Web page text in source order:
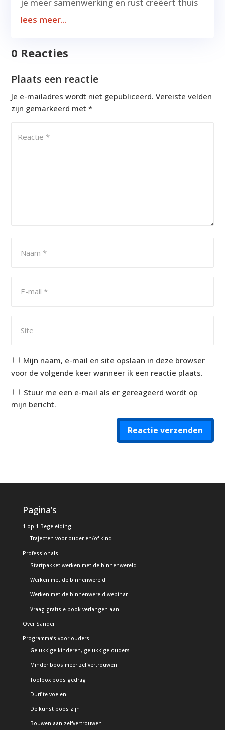
je meer samenwerking en rust creëert thuis
lees meer...
0 Reacties
Plaats een reactie
Je e-mailadres wordt niet gepubliceerd. Vereiste velden
zijn gemarkeerd met*
Mijn naam, e-mail en site opslaan in deze browser
voor de volgende keer wanneer ik een reactie plaats.
Stuur me een e-mail als er gereageerd wordt op
mijn bericht.
Reactie verzenden
Pagina’s
1 op 1 Begeleiding
Trajecten voor ouder en/of kind
Professionals
Startpakket werken met de binnenwereld
Werken met de binnenwereld
Werken met de binnenwereld webinar
Vraag gratis e-book verlangen aan
Over Sander
Programma’s voor ouders
Gelukkige kinderen, gelukkige ouders
Minder boos meer zelfvertrouwen
Toolbox boos gedrag
Durf te voelen
De kunst boos zijn
Bouwen aan zelfvertrouwen